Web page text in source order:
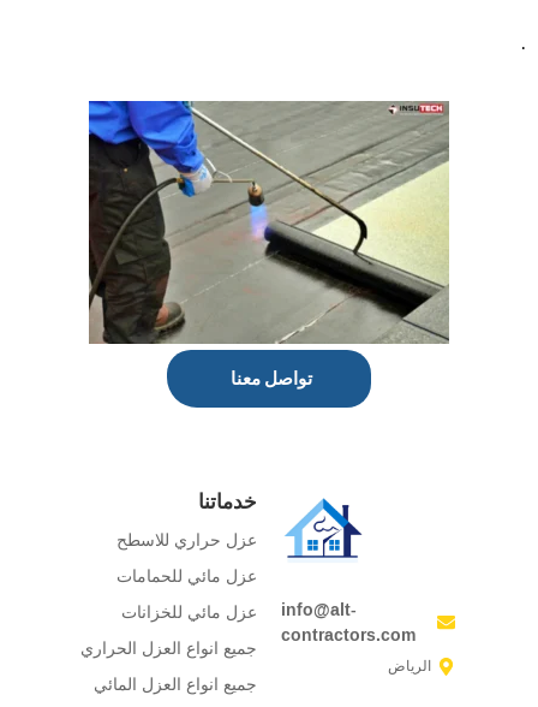
.
تواصل معنا
info@alt-
contractors.com
الرياض
خدماتنا
عزل حراري للاسطح
عزل مائي للحمامات
عزل مائي للخزانات
جميع انواع العزل الحراري
جميع انواع العزل المائي